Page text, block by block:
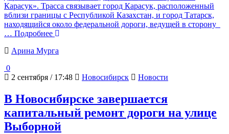
Карасук». Трасса связывает город Карасук, расположенный
вблизи границы с Республикой Казахстан, и город Татарск,
находящийся около федеральной дороги, ведущей в сторону
… Подробнее
Арина Мурга
0
2 сентября / 17:48
Новосибирск Новости
В Новосибирске завершается
капитальный ремонт дороги на улице
Выборной